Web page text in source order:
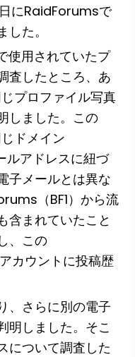
にRaidForumsで
た。
使用されていたプ
査したところ、あ
プロファイル写真
しました。この
ドメイン
ルアドレスに紐づ
子メールとは異な
（BF1）から流
含まれていたこと
、この
カウントに投稿歴
、さらに別の電子
明しました。そこ
について調査した